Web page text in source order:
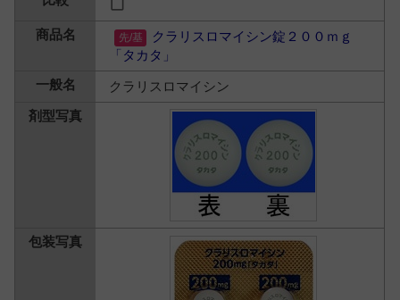
クラリスロマイシン錠２００ｍｇ
「タカタ」
クラリスロマイシン